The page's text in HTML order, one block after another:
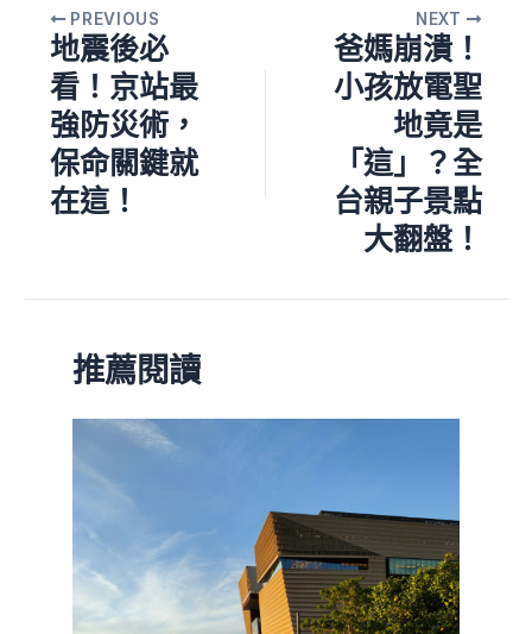
PREVIOUS
地震後必
看！京站最
強防災術，
保命關鍵就
在這！
NEXT
爸媽崩潰！
小孩放電聖
地竟是
「這」？全
台親子景點
大翻盤！
推薦閱讀